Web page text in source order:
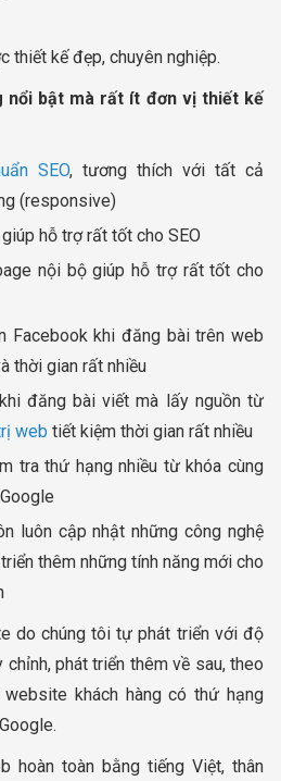
thiết kế đẹp, chuyên nghiệp.
nổi bật mà rất ít đơn vị thiết kế
SEO, tương thích với tất cả
(responsive)
hỗ trợ rất tốt cho SEO
nội bộ giúp hỗ trợ rất tốt cho
Facebook khi đăng bài trên web
thời gian rất nhiều
đăng bài viết mà lấy nguồn từ
web tiết kiệm thời gian rất nhiều
tra thứ hạng nhiều từ khóa cùng
luôn cập nhật những công nghệ
thêm những tính năng mới cho
do chúng tôi tự phát triển với độ
phát triển thêm về sau, theo
website khách hàng có thứ hạng
hoàn toàn bằng tiếng Việt, thân